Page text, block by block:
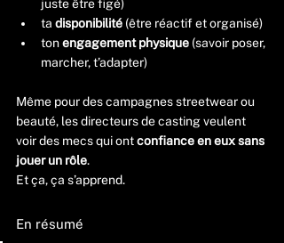
juste être figé)
ta disponibilité (être réactif et organisé)
ton engagement physique (savoir poser,
marcher, t’adapter)
Même pour des campagnes streetwear ou
beauté, les directeurs de casting veulent
voir des mecs qui ont confiance en eux sans
jouer un rôle.
Et ça, ça s’apprend.
En résumé